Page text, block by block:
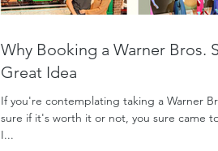
Why Booking a Warner Bros.
Great Idea
If you're contemplating taking a Warner
sure if it's worth it or not, you sure came
I...